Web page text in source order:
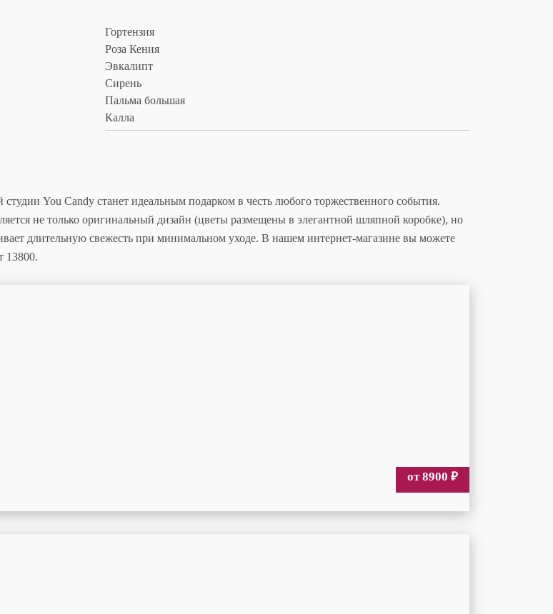
Гортензия
Роза Кения
Эвкалипт
Сирень
Пальма большая
Калла
You Candy станет идеальным подарком в честь любого торжественного события.
не только оригинальный дизайн (цветы размещены в элегантной шляпной коробке), но
длительную свежесть при минимальном уходе. В нашем интернет-магазине вы можете
13800.
от 8900 ₽